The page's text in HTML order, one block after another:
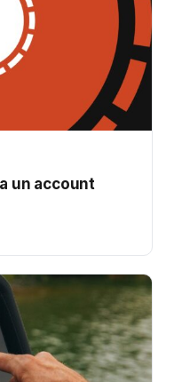
un account